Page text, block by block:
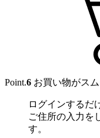
Point.6 お買い物がス
ログインするだ
ご住所の入力を
す。